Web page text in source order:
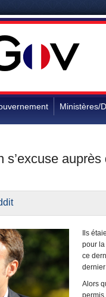
Ministères/
s’excuse
Ils
pour la
ce
Alors
permis